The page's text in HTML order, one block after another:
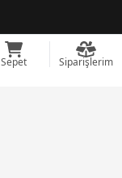
Sepet Siparişlerim